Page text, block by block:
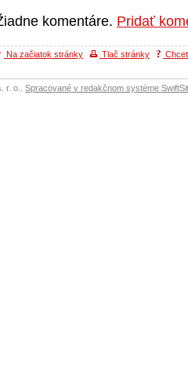
komentáre. Pridať
Na začiatok stránky Tlač stránky
r. o.. Spracované v redakčnom systéme